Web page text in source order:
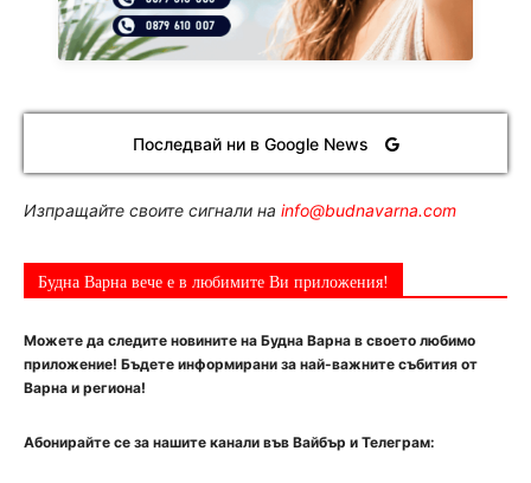
Последвай ни в Google News
Изпращайте своите сигнали на info@budnavarna.com
Будна Варна вече е в любимите Ви приложения!
Можете да следите новините на Будна Варна в своето любимо
приложение! Бъдете информирани за най-важните събития от
Варна и региона!
Абонирайте се за нашите канали във Вайбър и Телеграм: